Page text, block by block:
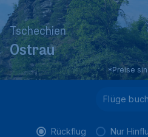
Tschechien
Ostrau
*Preise
Flüge
Rückflug Nur